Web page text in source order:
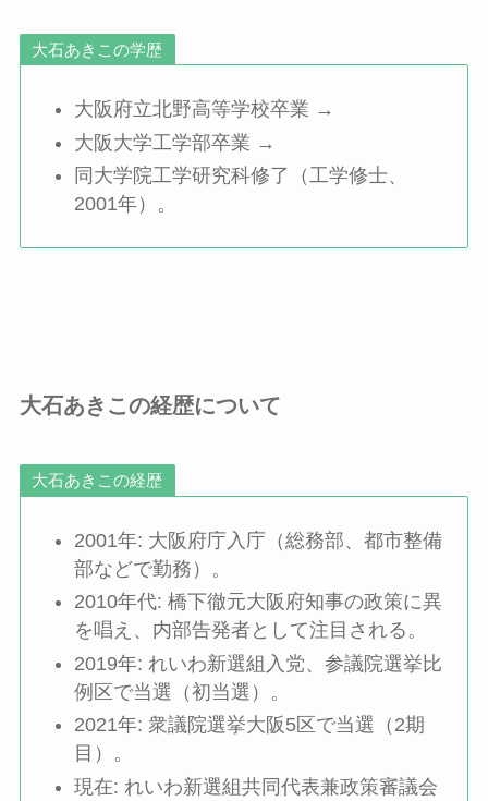
大石あきこの学歴
大阪府立北野高等学校卒業 →
大阪大学工学部卒業 →
同大学院工学研究科修了（工学修士、
2001年）。
大石あきこの経歴について
大石あきこの経歴
2001年: 大阪府庁入庁（総務部、都市整備
部などで勤務）。
2010年代: 橋下徹元大阪府知事の政策に異
を唱え、内部告発者として注目される。
2019年: れいわ新選組入党、参議院選挙比
例区で当選（初当選）。
2021年: 衆議院選挙大阪5区で当選（2期
目）。
現在: れいわ新選組共同代表兼政策審議会